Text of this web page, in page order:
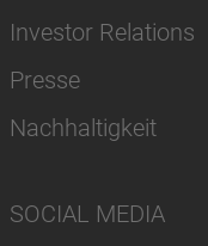
Investor Relations
Presse
Nachhaltigkeit
SOCIAL MEDIA